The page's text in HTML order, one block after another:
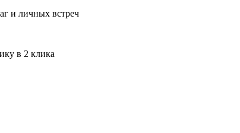
и личных встреч
в 2 клика